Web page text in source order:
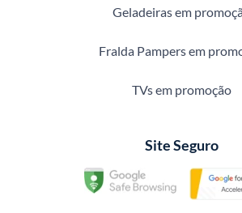
Geladeiras em
Fralda Pampers em
TVs em promoção
Site Seguro